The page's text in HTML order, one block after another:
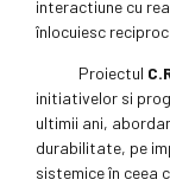
interactiune cu
înlocuiesc
Proiectul
initiativelor si
ultimii ani,
durabilitate, pe
sistemice în ceea